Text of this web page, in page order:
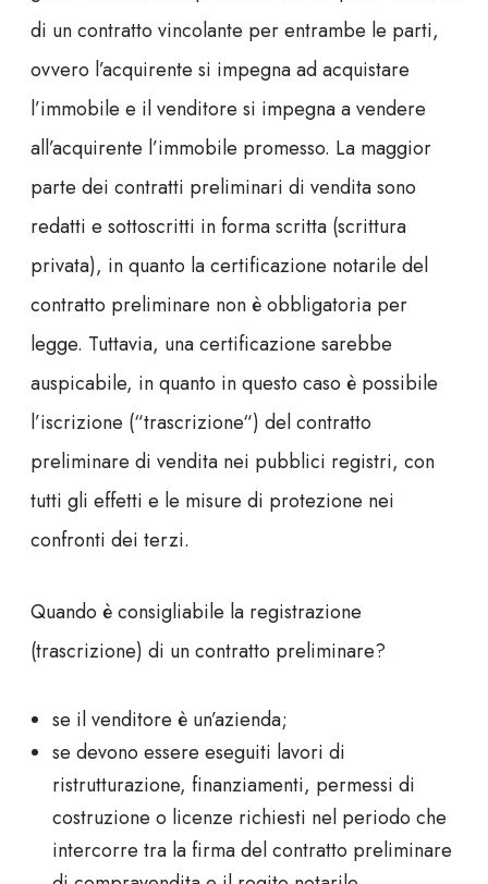
di un contratto vincolante per entrambe le parti,
ovvero l’acquirente si impegna ad acquistare
l’immobile e il venditore si impegna a vendere
all’acquirente l’immobile promesso. La maggior
parte dei contratti preliminari di vendita sono
redatti e sottoscritti in forma scritta (scrittura
privata), in quanto la certificazione notarile del
contratto preliminare non è obbligatoria per
legge. Tuttavia, una certificazione sarebbe
auspicabile, in quanto in questo caso è possibile
l’iscrizione (“trascrizione“) del contratto
preliminare di vendita nei pubblici registri, con
tutti gli effetti e le misure di protezione nei
confronti dei terzi.
Quando è consigliabile la registrazione
(trascrizione) di un contratto preliminare?
se il venditore è un’azienda;
se devono essere eseguiti lavori di
ristrutturazione, finanziamenti, permessi di
costruzione o licenze richiesti nel periodo che
intercorre tra la firma delcontratto preliminare